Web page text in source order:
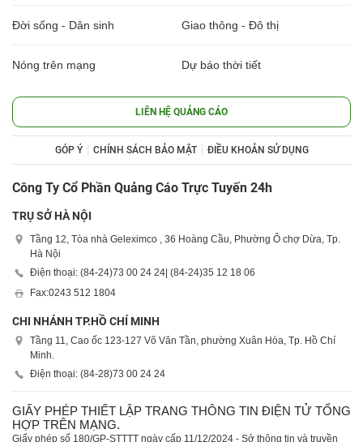
Đời sống - Dân sinh Giao thông - Đô thị
Nóng trên mạng Dự báo thời tiết
LIÊN HỆ QUẢNG CÁO
GÓP Ý CHÍNH SÁCH BẢO MẬT ĐIỀU KHOẢN SỬ DỤNG
Công Ty Cổ Phần Quảng Cáo Trực Tuyến 24h
TRỤ SỞ HÀ NỘI
Tầng 12, Tòa nhà Geleximco , 36 Hoàng Cầu, Phường Ô chợ Dừa, Tp.
Hà Nội
Điện thoại: (84-24)73 00 24 24| (84-24)35 12 18 06
Fax:0243 512 1804
CHI NHÁNH TP.HỒ CHÍ MINH
Tầng 11, Cao ốc 123-127 Võ Văn Tần, phường Xuân Hòa, Tp. Hồ Chí
Minh.
Điện thoại: (84-28)73 00 24 24
GIẤY PHÉP THIẾT LẬP TRANG THÔNG TIN ĐIỆN TỬ TỔNG
HỢP TRÊN MẠNG.
Giấy phép số 180/GP-STTTT ngày cấp 11/12/2024 - Sở thông tin và truyền